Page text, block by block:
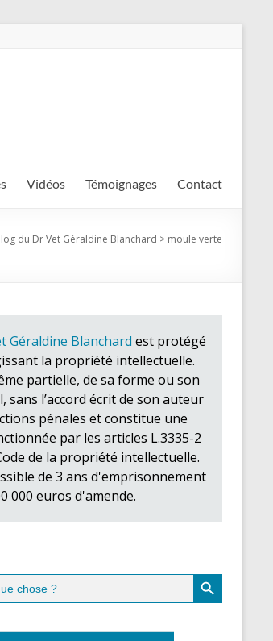
Vidéos Témoignages Contact
du Dr Vet Géraldine Blanchard > moule verte
Géraldine Blanchard est protégé
la propriété intellectuelle.
partielle, de sa forme ou son
sans l’accord écrit de son auteur
pénales et constitue une
par les articles L.3335-2
de la propriété intellectuelle.
de 3 ans d'emprisonnement
000 euros d'amende.
Search Button